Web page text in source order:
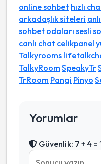
online sohbet hızlı
arkadaşlık siteleri
sohbet odaları sesli
canlı chat celikpanel
Talkyrooms
TalkyRoom SpeakyTr
TrRoom Pangi Pinyo
Yorumlar
Güvenlik: 7 + 4 =